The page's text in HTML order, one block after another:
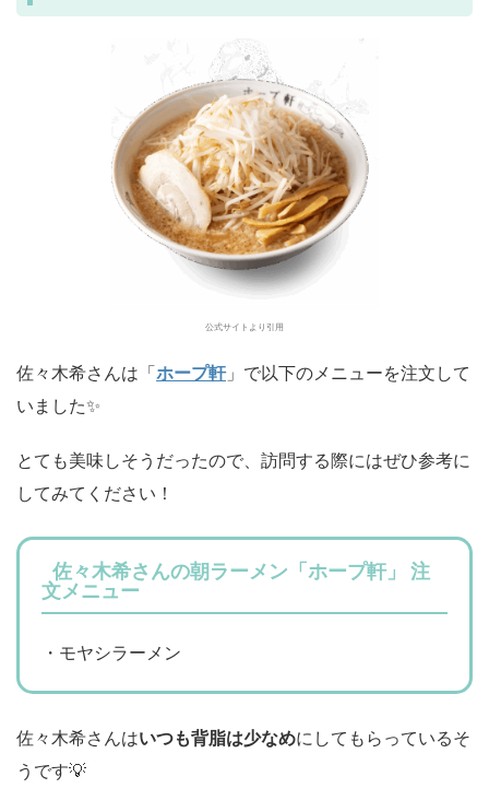
公式サイトより引用
佐々木希さんは「ホープ軒」で以下のメニューを注文して
いました✨
とても美味しそうだったので、訪問する際にはぜひ参考に
してみてください！
佐々木希さんの朝ラーメン「ホープ軒」 注
文メニュー
・モヤシラーメン
佐々木希さんはいつも背脂は少なめにしてもらっているそ
うです💡